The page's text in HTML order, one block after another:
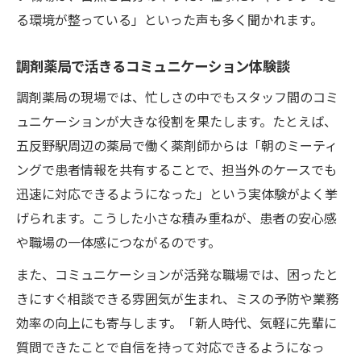
る環境が整っている」といった声も多く聞かれます。
調剤薬局で活きるコミュニケーション体験談
調剤薬局の現場では、忙しさの中でもスタッフ間のコミ
ュニケーションが大きな役割を果たします。たとえば、
五反野駅周辺の薬局で働く薬剤師からは「朝のミーティ
ングで患者情報を共有することで、担当外のケースでも
迅速に対応できるようになった」という実体験がよく挙
げられます。こうした小さな積み重ねが、患者の安心感
や職場の一体感につながるのです。
また、コミュニケーションが活発な職場では、困ったと
きにすぐ相談できる雰囲気が生まれ、ミスの予防や業務
効率の向上にも寄与します。「新人時代、気軽に先輩に
質問できたことで自信を持って対応できるようになっ